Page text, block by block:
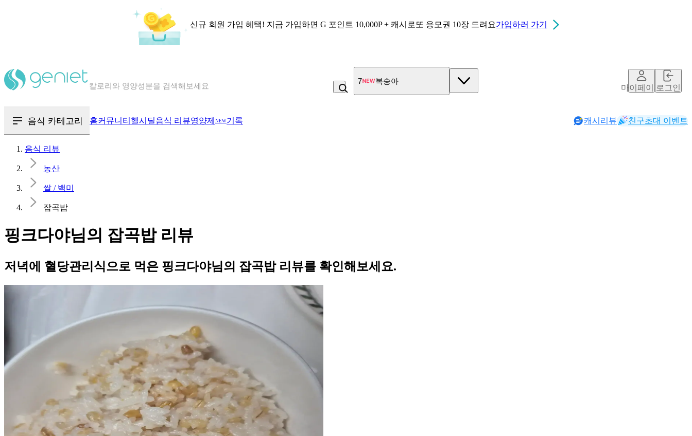
신규 회원 가입 혜택! 지금 가입하면 G 포인트 10,000P + 캐시로또 응모권 10장 드려요가입하러 가기
혈당 · 다이어트 음식 검색해보세요
7 복숭아
마이페이지로그인
음식 카테고리 홈커뮤니티 헬시딜음식 리뷰영양제 NEW기록 캐시리뷰 친구초대 이벤트
음식 리뷰
농산
쌀 / 백미
잡곡밥
핑크다야님의 잡곡밥 리뷰
저녁에 혈당관리식으로 먹은 핑크다야님의 잡곡밥 리뷰를 확인해보세요.